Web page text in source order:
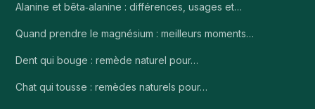
Alanine et bêta‑alanine : différences, usages et…
Quand prendre le magnésium : meilleurs moments…
Dent qui bouge : remède naturel pour…
Chat qui tousse : remèdes naturels pour…